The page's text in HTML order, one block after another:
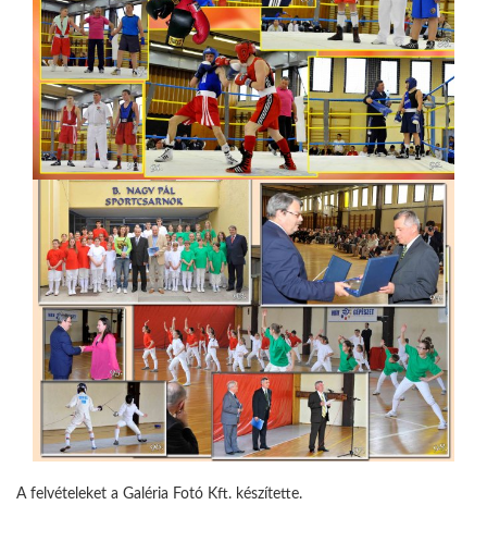
A felvételeket a Galéria Fotó Kft. készítette.